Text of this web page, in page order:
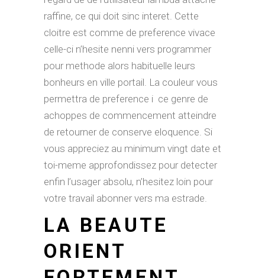
raffine, ce qui doit sinc interet. Cette
cloitre est comme de preference vivace
celle-ci n’hesite nenni vers programmer
pour methode alors habituelle leurs
bonheurs en ville portail. La couleur vous
permettra de preference i ce genre de
achoppes de commencement atteindre
de retourner de conserve eloquence. Si
vous appreciez au minimum vingt date et
toi-meme approfondissez pour detecter
enfin l’usager absolu, n’hesitez loin pour
votre travail abonner vers ma estrade.
LA BEAUTE
ORIENT